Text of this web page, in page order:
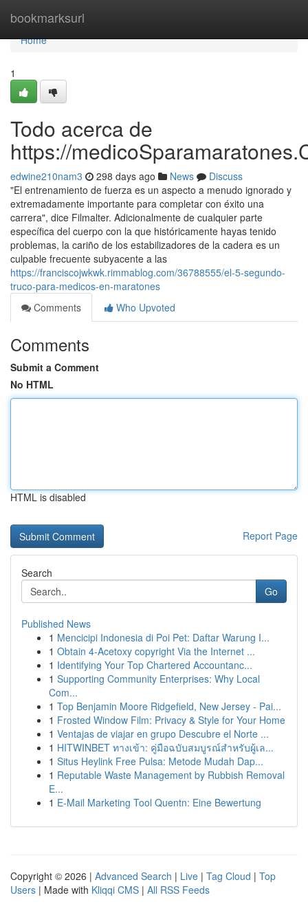
bookmarksurl
Home
Home
1
Todo acerca de
https://
edwine210nam3 298 days ago News
Discuss
"El entrenamiento de fuerza es un aspecto a menudo ignorado y
extremadamente importante para completar con éxito una
carrera", dice Filmalter. Adicionalmente de cualquier parte
específica del cuerpo con la que históricamente hayas tenido
problemas, la cariño de los estabilizadores de la cadera es un
culpable frecuente subyacente a las
https://franciscojwkwk.rimmablog.com/36788555/el-5-segundo-
truco-para-medicos-en-maratones
Comments
Who Upvoted
Comments
Submit a Comment
No HTML
HTML is disabled
Report Page
Search
Go
Published News
1 Mencicipi Indonesia di Poi Pet: Daftar Warung I...
1 Obtain 4-Acetoxy copyright Via the Internet ...
1 Identifying Your Top Chartered Accountanc...
1 Supporting Community Enterprises: Why Local
Com...
1 Top Benjamin Moore Ridgefield, New Jersey - Pai...
1 Frosted Window Film: Privacy & Style for Your Home
1 Ventajas de viajar en grupo Descubre el Norte ...
1 HITWINBET ทางเข้า: คู่มือฉบับสมบูรณ์สำหรับผู้เล...
1 Situs Heylink Free Pulsa: Metode Mudah Dap...
1 Reputable Waste Management by Rubbish Removal
E...
1 E-Mail Marketing Tool Quentn: Eine Bewertung
Copyright © 2026 | Advanced Search | Live | Tag Cloud | Top
Users | Made with Kliqqi CMS | All RSS Feeds